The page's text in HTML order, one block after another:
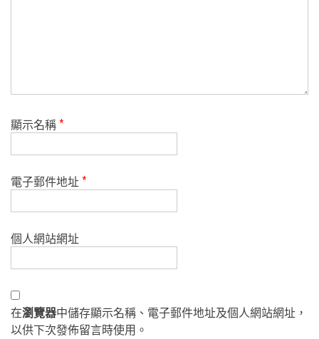
顯示名稱*
電子郵件地址*
個人網站網址
在瀏覽器中儲存顯示名稱、電子郵件地址及個人網站網址，
以供下次發佈留言時使用。